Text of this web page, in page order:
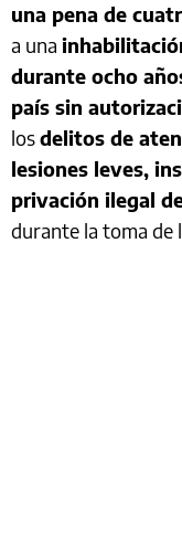
una pena de
a una
durante ocho
país sin
losdelitos de
lesiones leves,
privación ilegal
durante la toma de